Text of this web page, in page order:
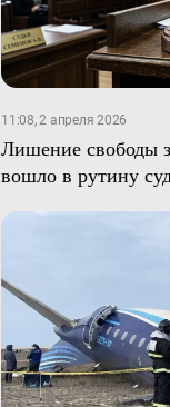
11:08, 2 апреля 2026
Лишение свободы
вошло в рутину